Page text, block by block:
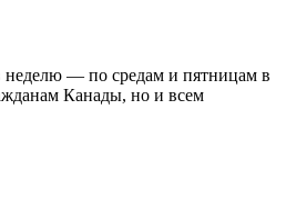
неделю — по средам и пятницам в
Канады, но и всем